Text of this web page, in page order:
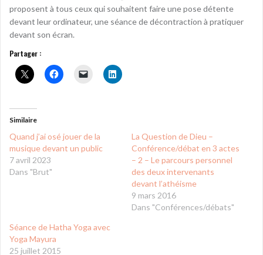
proposent à tous ceux qui souhaitent faire une pose détente
devant leur ordinateur, une séance de décontraction à pratiquer
devant son écran.
Partager :
Similaire
Quand j’ai osé jouer de la
musique devant un public
7 avril 2023
Dans "Brut"
La Question de Dieu –
Conférence/débat en 3 actes
– 2 – Le parcours personnel
des deux intervenants
devant l’athéisme
9 mars 2016
Dans "Conférences/débats"
Séance de Hatha Yoga avec
Yoga Mayura
25 juillet 2015